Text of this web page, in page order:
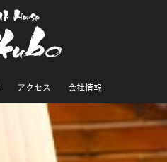
アクセス 会社情報